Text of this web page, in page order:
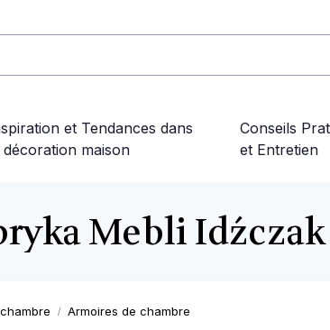
et Tendances dans
décoration maison
Conseils
et Entretien
Mebli Idźczak
Armoires de chambre